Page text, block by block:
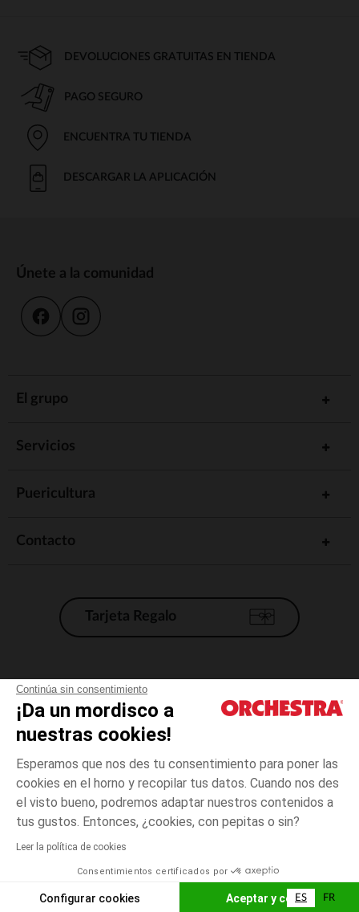
Continúa sin consentimiento
¡Da un mordisco a
nuestras cookies!
Esperamos que nos des tu consentimiento para poner las
cookies en el horno y recopilar tus datos. Cuando nos des
el visto bueno, podremos adaptar nuestros contenidos a
tus gustos. Entonces, ¿cookies, con pepitas o sin?
Leer la política de cookies
Consentimientos certificados por
Configurar cookies Aceptar y cerrar
Crudo
38
El pago medidante
ELIGE UNA TALLA
DEVOLUCIONES GRATUITAS EN TIENDA
PAGO SEGURO
ENCUENTRA TU TIENDA
DESCARGAR LA APLICACIÓN
Únete a la comunidad
El grupo
Servicios
Puericultura
Contacto
Tarjeta Regalo
Condiciones generales de venta
Aviso Legal
*Condiciones de las ofertas actuales
Gestión de las cookies
Accesibilidad: no conforme
Orchestra adhiere al código de ética de la Federación Francesa de comercio
electrónico y venta a distancia (FEVAD) y al sistema de mediación de
ES FR